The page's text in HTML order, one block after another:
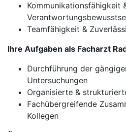
Kommunikationsfähigkeit
Teamfähigkeit &
Ihre Aufgaben als Facharzt
Durchführung der
Untersuchungen
Organisierte &
Fachübergreifende
Kollegen